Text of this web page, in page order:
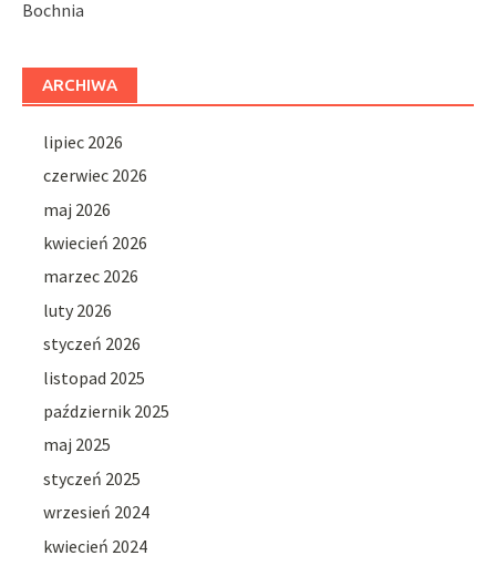
Bochnia
ARCHIWA
lipiec 2026
czerwiec 2026
maj 2026
kwiecień 2026
marzec 2026
luty 2026
styczeń 2026
listopad 2025
październik 2025
maj 2025
styczeń 2025
wrzesień 2024
kwiecień 2024